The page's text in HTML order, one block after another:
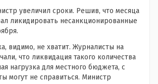
увеличил сроки. Решив, что месяца
ликидировать несанкционированные
видимо, не хватит. Журналисты на
что ликвидация такого количества
нагрузка для местного бюджета, с
могут не справиться. Министр